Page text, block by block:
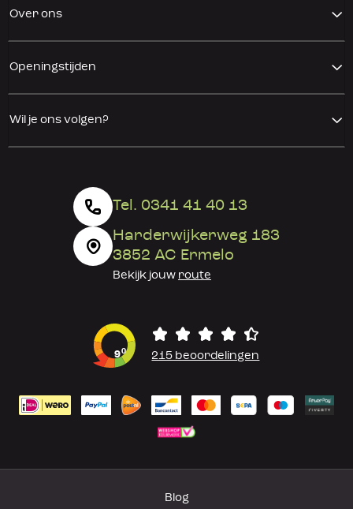
Over ons
Openingstijden
Wil je ons volgen?
Tel. 0341 41 40 13
Harderwijkerweg 183
3852 AC Ermelo
Bekijk jouw route
90 215 beoordelingen
Blog